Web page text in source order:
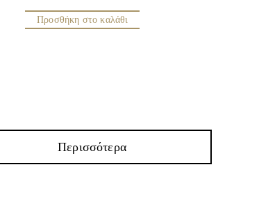
Προσθήκη στο καλάθι
Περισσότερα